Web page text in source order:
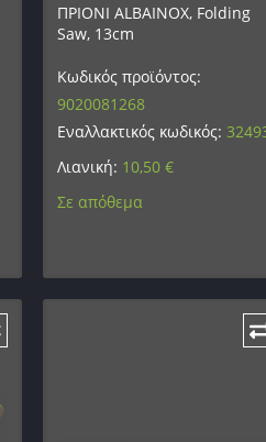
ΠΡΙΟΝΙ ALBAINOX, Folding
Saw, 13cm
Κωδικός προϊόντος:
9020081268
Εναλλακτικός κωδικός:
Λιανική: 10,50 €
Σε απόθεμα